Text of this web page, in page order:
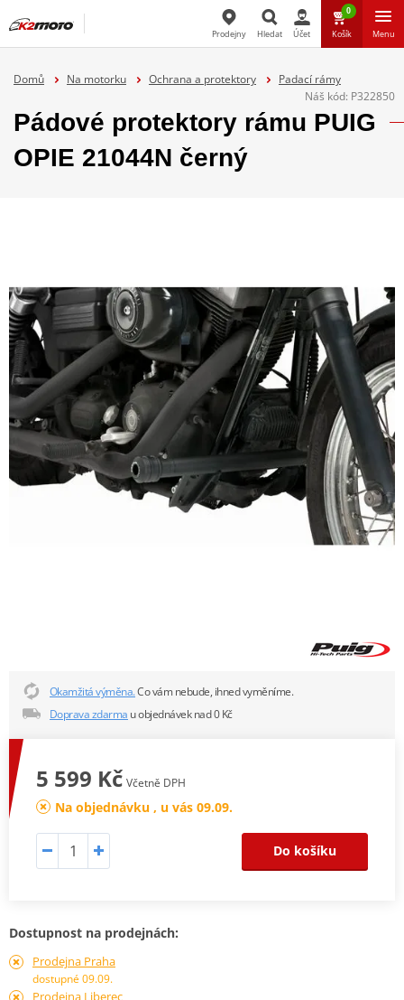
Hledat
Prodejny Hledat Účet
0
Košík Menu
Domů Na motorku Ochrana a protektory
Padací rámy
Náš kód: P322850
Pádové protektory rámu PUIG
OPIE 21044N černý
Okamžitá výměna.Co vám nebude, ihned vyměníme.
Doprava zdarma u objednávek nad 0 Kč
5 599 Kč Včetně DPH
Na objednávku , u vás 09.09.
Do košíku
Dostupnost na prodejnách:
Prodejna Praha
dostupné 09.09.
Prodejna Liberec